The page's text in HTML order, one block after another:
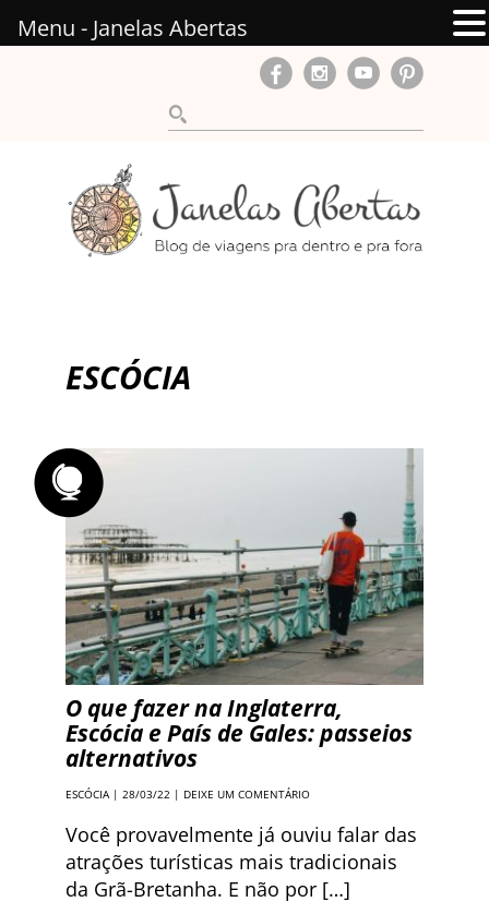
ESCÓCIA
O que fazer na Inglaterra,
Escócia e País de Gales: passeios
alternativos
ESCÓCIA| 28/03/22 | DEIXE UM COMENTÁRIO
Você provavelmente já ouviu falar das
atrações turísticas mais tradicionais
da Grã-Bretanha. E não por […]
Menu - Janelas Abertas